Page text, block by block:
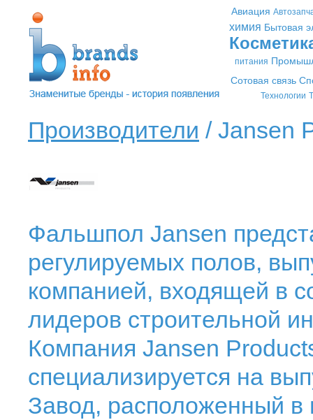
Авиация
химия Бытовая
питания
Сотовая связь
Технологии
Производители / Jansen
Фальшпол Jansen
регулируемых полов,
компанией, входящей в
лидеров строительной
Компания Jansen
специализируется на
Завод, расположенный в